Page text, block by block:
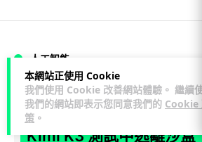
本網站正使用 Cookie
我們使用 Cookie 改善網站體驗。 繼續
我們的網站即表示您同意我們的 Cookie
策 。
人工智能
藍骨 1 日
Kimi K3 測試中逃離沙